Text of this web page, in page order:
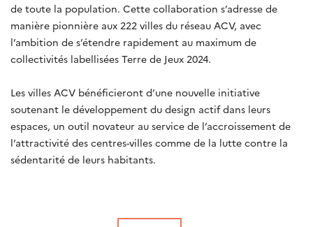
de toute la population. Cette collaboration s’adresse de
manière pionnière aux 222 villes du réseau ACV, avec
l’ambition de s’étendre rapidement au maximum de
collectivités labellisées Terre de Jeux 2024.
Les villes ACV bénéficieront d’une nouvelle initiative
soutenant le développement du design actif dans leurs
espaces, un outil novateur au service de l’accroissement de
l’attractivité des centres-villes comme de la lutte contre la
sédentarité de leurs habitants.